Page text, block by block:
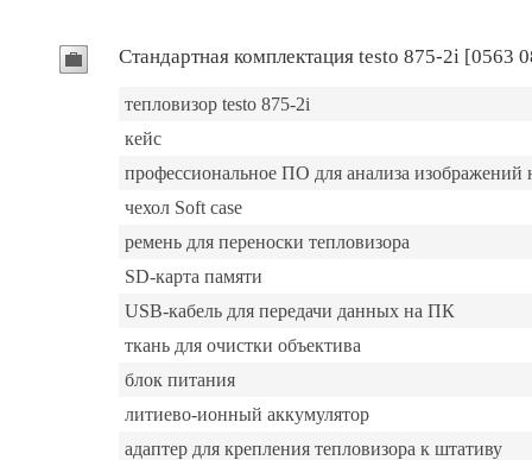
Стандартная комплектация testo 875-2i [0563
тепловизор testo 875-2i
кейс
профессиональное ПО для анализа
чехол Soft case
ремень для переноски тепловизора
SD-карта памяти
USB-кабель для передачи данных на ПК
ткань для очистки объектива
блок питания
литиево-ионный аккумулятор
адаптер для крепления тепловизора к штативу